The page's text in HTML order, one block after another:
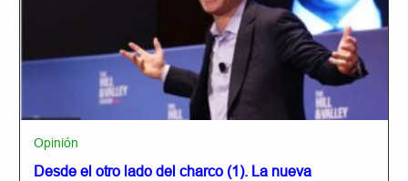
Opinión
Desde el otro lado del charco (1). La nueva